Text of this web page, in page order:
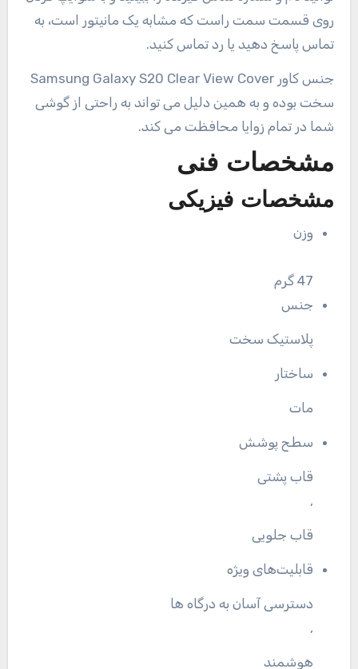
روی قسمت سمت راست که مشابه یک مانیتور است، به
تماس پاسخ دهید یا رد تماس کنید.
جنس کاور Samsung Galaxy S20 Clear View Cover
سخت بوده و به همین دلیل می تواند به راحتی از گوشی
شما در تمام زوایا محافظت می کند.
مشخصات فنی
مشخصات فیزیکی
وزن
47 گرم
جنس
پلاستیک سخت
ساختار
مات
سطح پوشش
قاب پشتی
,
قاب جلویی
قابلیت‌های ویژه
دسترسی آسان به درگاه ها
,
هوشمند